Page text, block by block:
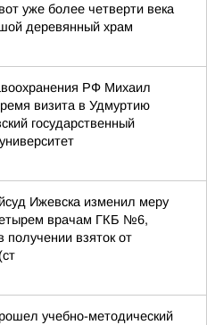
уже более четверти века
деревянный храм
РФ Михаил
визита в Удмуртию
государственный
Ижевска изменил меру
врачам ГКБ №6,
взяток от
учебно-методический